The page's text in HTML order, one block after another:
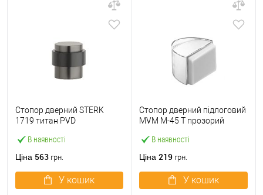
В наявності
Стопор дверний STERK
1719 титан PVD
Ціна 563 грн.
У кошик
В наявності
Стопор дверний підлоговий
MVM M-45 T прозорий
Ціна 219 грн.
У кошик